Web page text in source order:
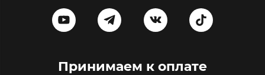
Принимаем к оплате